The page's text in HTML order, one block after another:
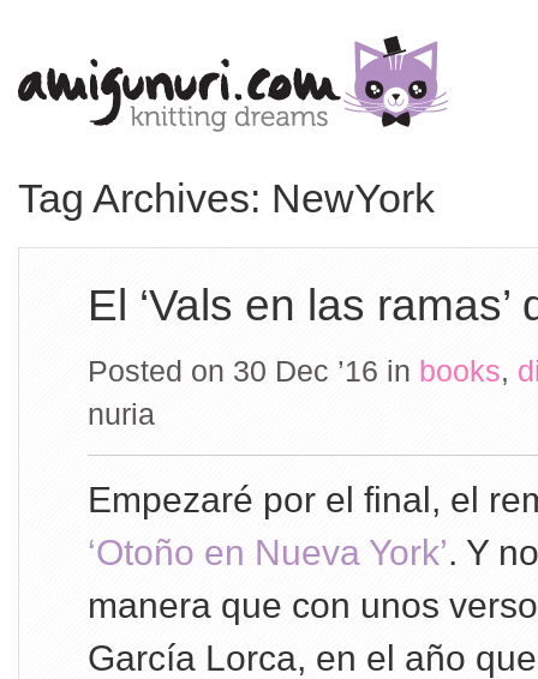
Tag Archives: NewYork
El ‘Vals en las ramas’
Posted on 30 Dec ’16 in books,
nuria
Empezaré por el final, el
‘Otoño en Nueva York’. Y
manera que con unos
García Lorca, en el año